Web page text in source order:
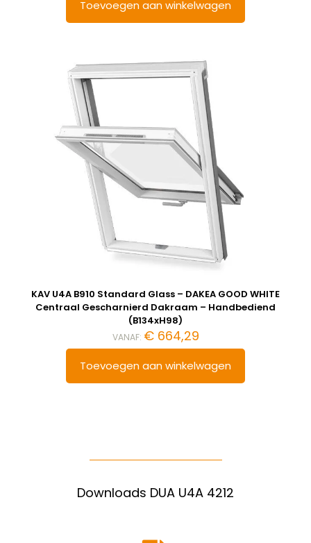
Toevoegen aan winkelwagen
KAV U4A B910 Standard Glass – DAKEA GOOD WHITE
Centraal Gescharnierd Dakraam – Handbediend
(B134xH98)
VANAF: €664,29
Toevoegen aan winkelwagen
Downloads DUA U4A 4212